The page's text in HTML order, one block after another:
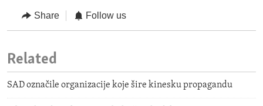
Share Follow us
Related
SAD označile organizacije koje šire kinesku propagandu